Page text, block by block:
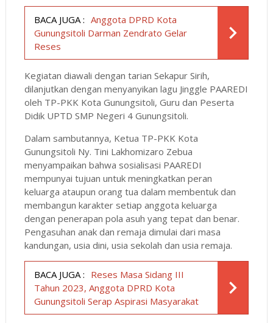
BACA JUGA : Anggota DPRD Kota
Gunungsitoli Darman Zendrato Gelar
Reses
Kegiatan diawali dengan tarian Sekapur Sirih,
dilanjutkan dengan menyanyikan lagu Jinggle PAAREDI
oleh TP-PKK Kota Gunungsitoli, Guru dan Peserta
Didik UPTD SMP Negeri 4 Gunungsitoli.
Dalam sambutannya, Ketua TP-PKK Kota
Gunungsitoli Ny. Tini Lakhomizaro Zebua
menyampaikan bahwa sosialisasi PAAREDI
mempunyai tujuan untuk meningkatkan peran
keluarga ataupun orang tua dalam membentuk dan
membangun karakter setiap anggota keluarga
dengan penerapan pola asuh yang tepat dan benar.
Pengasuhan anak dan remaja dimulai dari masa
kandungan, usia dini, usia sekolah dan usia remaja.
BACA JUGA : Reses Masa Sidang III
Tahun 2023, Anggota DPRD Kota
Gunungsitoli Serap Aspirasi Masyarakat